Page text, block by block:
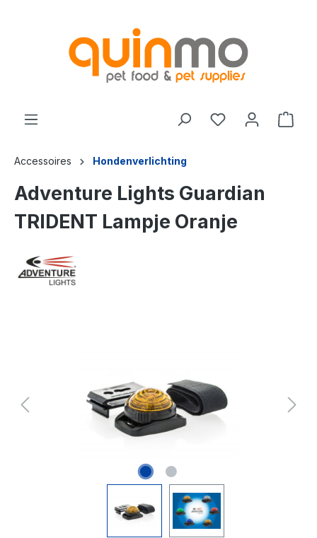
Accessoires Hondenverlichting
Adventure Lights Guardian
TRIDENT Lampje Oranje